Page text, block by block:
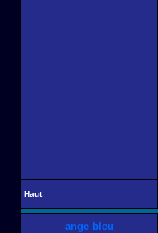
Haut
ange bleu